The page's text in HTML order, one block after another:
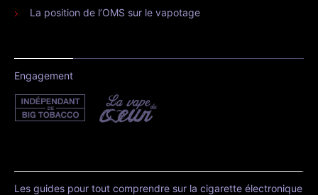
La position de l’OMS sur le vapotage
Engagement
Les guides pour tout comprendre sur la cigarette électronique